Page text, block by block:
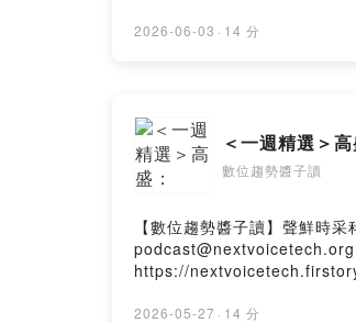
訴我你對這一集的想法：
2026-06-03 · 14 分
＜一週精選＞
數位趨勢醬子讀
【數位趨勢醬子讀】聲鮮時
https://
2026-05-27 · 14 分